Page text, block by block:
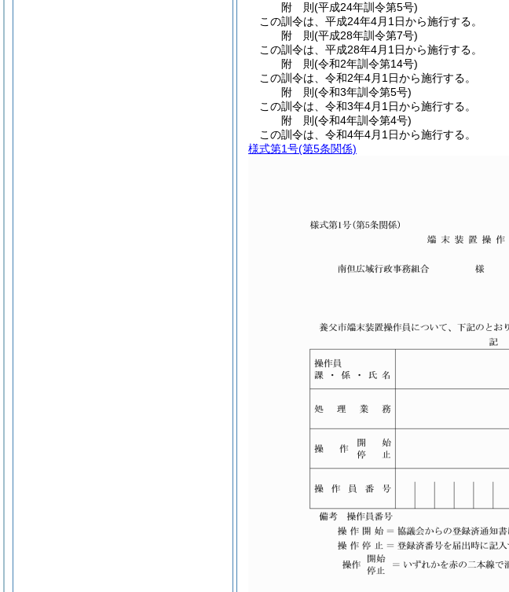
附 則(平成24年訓令第5号)
この訓令は、平成24年4月1日から施行する。
附 則(平成28年訓令第7号)
この訓令は、平成28年4月1日から施行する。
附 則(令和2年訓令第14号)
この訓令は、令和2年4月1日から施行する。
附 則(令和3年訓令第5号)
この訓令は、令和3年4月1日から施行する。
附 則(令和4年訓令第4号)
この訓令は、令和4年4月1日から施行する。
様式第1号(第5条関係)